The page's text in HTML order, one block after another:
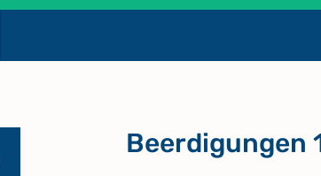
Beerdigungen